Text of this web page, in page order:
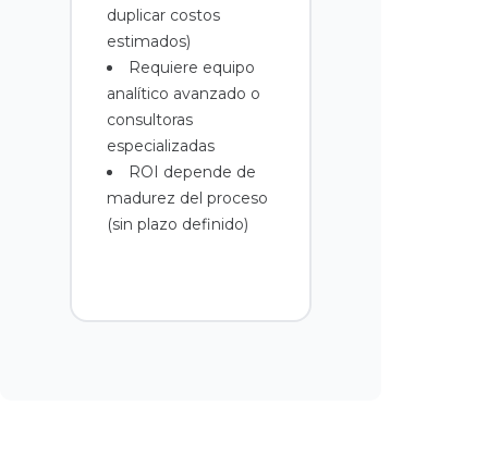
duplicar costos
estimados)
Requiere equipo
analítico avanzado o
consultoras
especializadas
ROI depende de
madurez del proceso
(sin plazo definido)